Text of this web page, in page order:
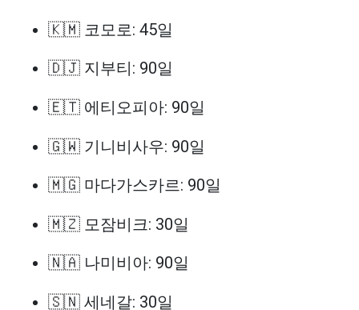
🇰🇲 코모로: 45일
🇩🇯 지부티: 90일
🇪🇹 에티오피아: 90일
🇬🇼 기니비사우: 90일
🇲🇬 마다가스카르: 90일
🇲🇿 모잠비크: 30일
🇳🇦 나미비아: 90일
🇸🇳 세네갈: 30일